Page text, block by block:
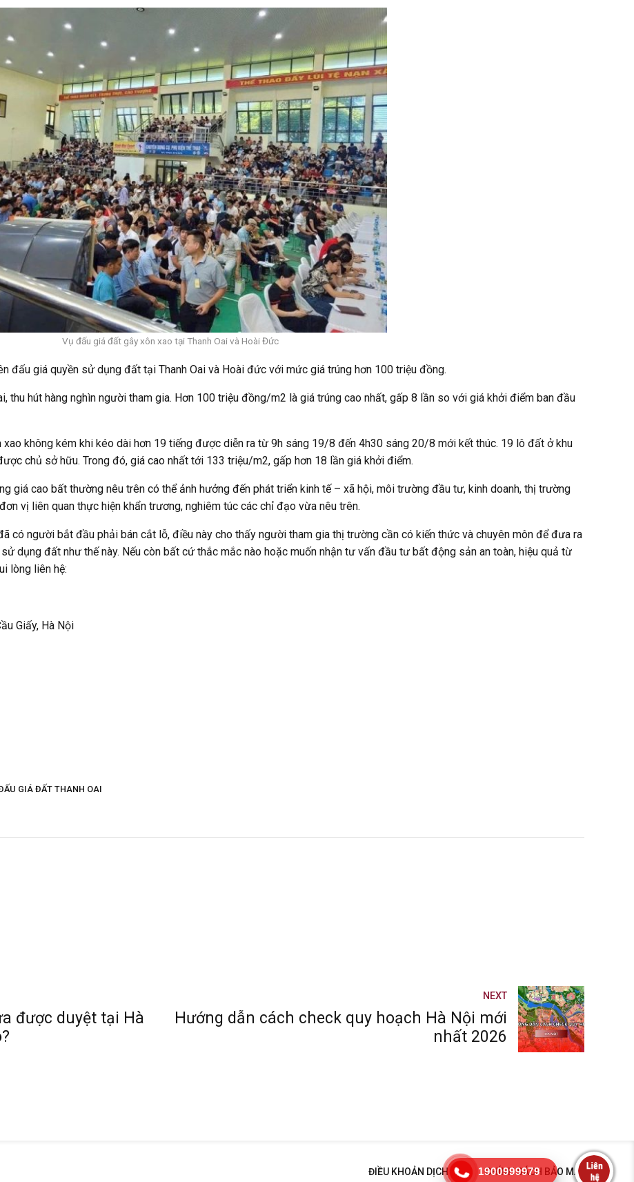
Vụ đấu giá đất gây xôn xao tại Thanh Oai và Hoài Đức
đấu giá quyền sử dụng đất tại Thanh Oai và Hoài đức với mức giá trúng hơn 100 triệu đồng.
thu hút hàng nghìn người tham gia. Hơn 100 triệu đồng/m2 là giá trúng cao nhất, gấp 8 lần so với giá khởi điểm ban đầu
không kém khi kéo dài hơn 19 tiếng được diễn ra từ 9h sáng 19/8 đến 4h30 sáng 20/8 mới kết thúc. 19 lô đất ở khu
chủ sở hữu. Trong đó, giá cao nhất tới 133 triệu/m2, gấp hơn 18 lần giá khởi điểm.
giá cao bất thường nêu trên có thể ảnh hưởng đến phát triển kinh tế – xã hội, môi trường đầu tư, kinh doanh, thị trường
vị liên quan thực hiện khẩn trương, nghiêm túc các chỉ đạo vừa nêu trên.
có người bắt đầu phải bán cắt lỗ, điều này cho thấy người tham gia thị trường cần có kiến thức và chuyên môn để đưa ra
dụng đất như thế này. Nếu còn bất cứ thắc mắc nào hoặc muốn nhận tư vấn đầu tư bất động sản an toàn, hiệu quả từ
lòng liên hệ:
Giấy, Hà Nội
GIÁ ĐẤT THANH OAI
được duyệt tại Hà
NEXT
Hướng dẫn cách check quy hoạch Hà Nội mới
nhất 2026
ĐIỀU KHOẢN DỊCH VỤ CHÍNH SÁCH BẢO MẬT
1900999979